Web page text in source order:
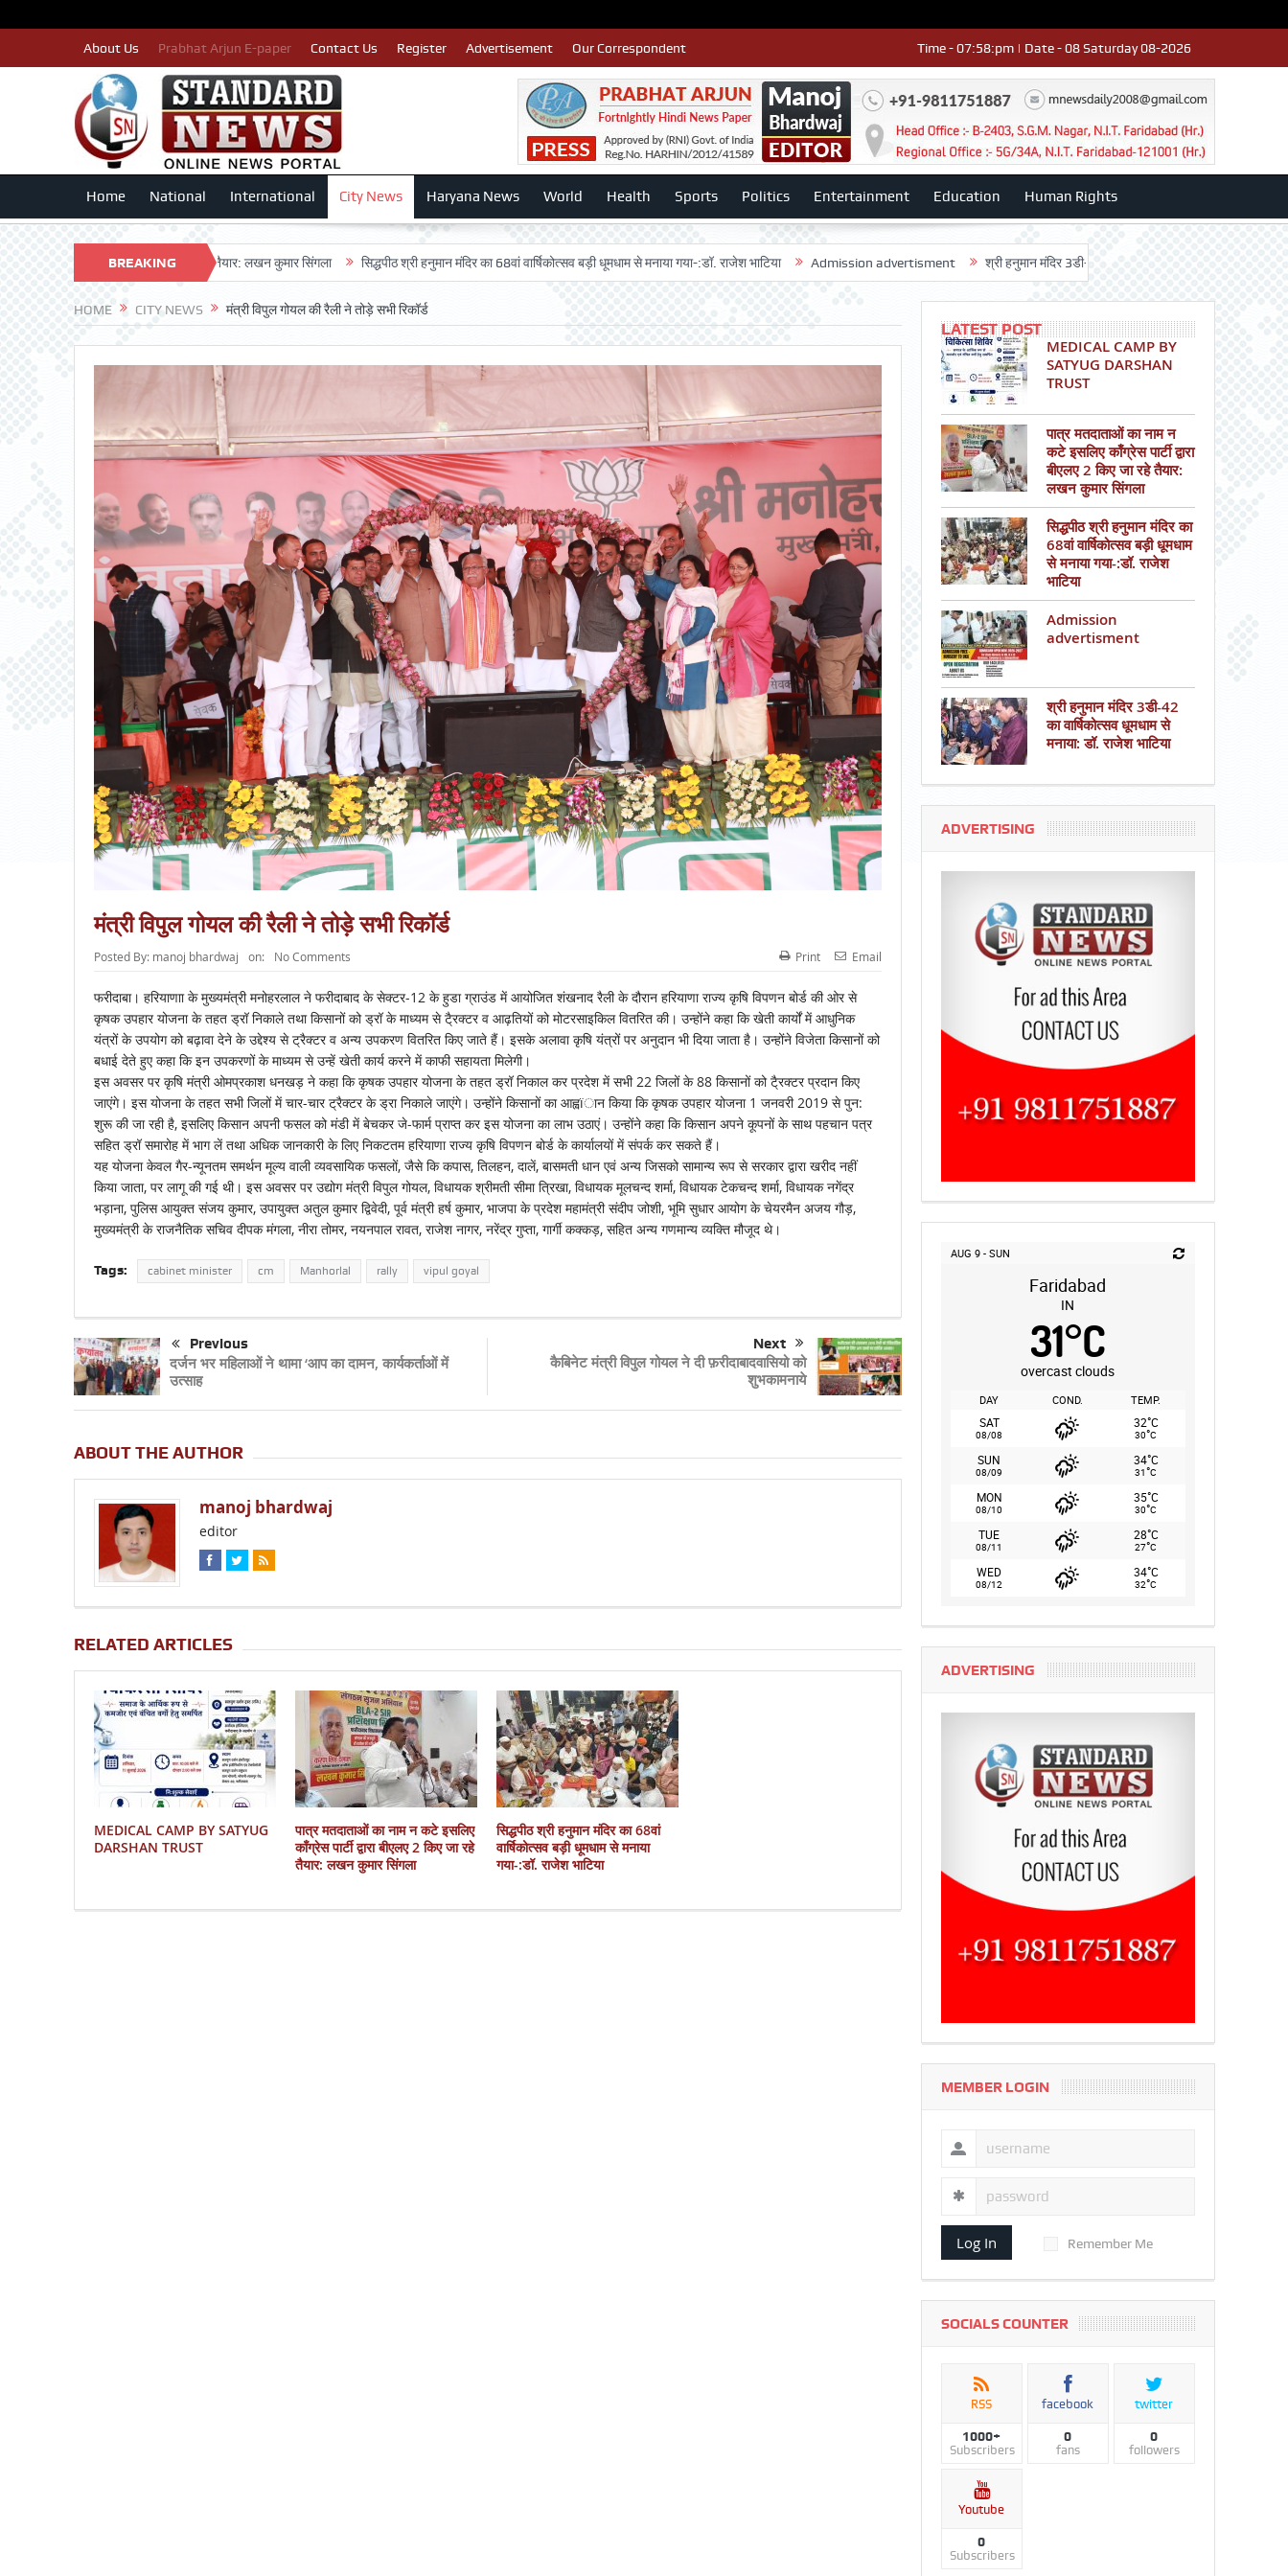
About Us Prabhat Arjun E-paper Contact Us Register Advertisement Our Correspondent Time - 07:58:pm | Date - 08 Saturday 08-2026
Home National International City News Haryana News World Health Sports Politics Entertainment Education Human Rights
BREAKING
NEWS
द्वारा बीएलए 2 किए जा रहे तैयार: लखन कुमार सिंगला सिद्धपीठ श्री हनुमान मंदिर का 68वां वार्षिकोत्सव बड़ी धूमधाम से मनाया गया-:डॉ. राजेश भाटिया Admission advertisment श्री हनुमान मंदिर 3डी-42 का वार्षिकोत्सव धूमधाम से मनाया: डॉ. राजेश भाटिया
HOME CITY NEWS मंत्री विपुल गोयल की रैली ने तोड़े सभी रिकॉर्ड
मंत्री विपुल गोयल की रैली ने तोड़े सभी रिकॉर्ड
Posted By: manoj bhardwaj on: No Comments Print Email
फरीदाबा। हरियाणाा के मुख्यमंत्री मनोहरलाल ने फरीदाबाद के सेक्टर-12 के हुडा ग्राउंड में आयोजित शंखनाद रैली के दौरान हरियाणा राज्य कृषि विपणन बोर्ड की ओर से
कृषक उपहार योजना के तहत ड्रॉ निकाले तथा किसानों को ड्रॉ के माध्यम से टै्रक्टर व आढ़तियों को मोटरसाइकिल वितरित की। उन्होंने कहा कि खेती कार्यों में आधुनिक
यंत्रों के उपयोग को बढ़ावा देने के उद्देश्य से ट्रैक्टर व अन्य उपकरण वितरित किए जाते हैं। इसके अलावा कृषि यंत्रों पर अनुदान भी दिया जाता है। उन्होंने विजेता किसानों को
बधाई देते हुए कहा कि इन उपकरणों के माध्यम से उन्हें खेती कार्य करने में काफी सहायता मिलेगी।
इस अवसर पर कृषि मंत्री ओमप्रकाश धनखड़ ने कहा कि कृषक उपहार योजना के तहत ड्रॉ निकाल कर प्रदेश में सभी 22 जिलों के 88 किसानों को टै्रक्टर प्रदान किए
जाएंगे। इस योजना के तहत सभी जिलों में चार-चार ट्रैक्टर के ड्रा निकाले जाएंगे। उन्होंने किसानों का आह्वïान किया कि कृषक उपहार योजना 1 जनवरी 2019 से पुन:
शुरू की जा रही है, इसलिए किसान अपनी फसल को मंडी में बेचकर जे-फार्म प्राप्त कर इस योजना का लाभ उठाएं। उन्होंने कहा कि किसान अपने कूपनों के साथ पहचान पत्र
सहित ड्रॉ समारोह में भाग लें तथा अधिक जानकारी के लिए निकटतम हरियाणा राज्य कृषि विपणन बोर्ड के कार्यालयों में संपर्क कर सकते हैं।
यह योजना केवल गैर-न्यूनतम समर्थन मूल्य वाली व्यवसायिक फसलों, जैसे कि कपास, तिलहन, दालें, बासमती धान एवं अन्य जिसको सामान्य रूप से सरकार द्वारा खरीद नहीं
किया जाता, पर लागू की गई थी। इस अवसर पर उद्योग मंत्री विपुल गोयल, विधायक श्रीमती सीमा त्रिखा, विधायक मूलचन्द शर्मा, विधायक टेकचन्द शर्मा, विधायक नगेंद्र
भड़ाना, पुलिस आयुक्त संजय कुमार, उपायुक्त अतुल कुमार द्विवेदी, पूर्व मंत्री हर्ष कुमार, भाजपा के प्रदेश महामंत्री संदीप जोशी, भूमि सुधार आयोग के चेयरमैन अजय गौड़,
मुख्यमंत्री के राजनैतिक सचिव दीपक मंगला, नीरा तोमर, नयनपाल रावत, राजेश नागर, नरेंद्र गुप्ता, गार्गी कक्कड़, सहित अन्य गणमान्य व्यक्ति मौजूद थे।
Tags: cabinet minister cm Manhorlal rally vipul goyal
Previous
दर्जन भर महिलाओं ने थामा ‘आप का दामन, कार्यकर्ताओं में
उत्साह
Next
कैबिनेट मंत्री विपुल गोयल ने दी फ़रीदाबादवासियो को
शुभकामनाये
ABOUT THE AUTHOR
manoj bhardwaj
editor
RELATED ARTICLES
MEDICAL CAMP BY SATYUG
DARSHAN TRUST
पात्र मतदाताओं का नाम न कटे इसलिए
काँग्रेस पार्टी द्वारा बीएलए 2 किए जा रहे
तैयार: लखन कुमार सिंगला
सिद्धपीठ श्री हनुमान मंदिर का 68वां
वार्षिकोत्सव बड़ी धूमधाम से मनाया
गया-:डॉ. राजेश भाटिया
LATEST POST
MEDICAL CAMP BY
SATYUG DARSHAN
TRUST
पात्र मतदाताओं का नाम न
कटे इसलिए काँग्रेस पार्टी द्वारा
बीएलए 2 किए जा रहे तैयार:
लखन कुमार सिंगला
सिद्धपीठ श्री हनुमान मंदिर का
68वां वार्षिकोत्सव बड़ी धूमधाम
से मनाया गया-:डॉ. राजेश
भाटिया
Admission
advertisment
श्री हनुमान मंदिर 3डी-42
का वार्षिकोत्सव धूमधाम से
मनाया: डॉ. राजेश भाटिया
ADVERTISING
AUG 9 - SUN
Faridabad
IN
31°C
overcast clouds
DAY COND. TEMP.
SAT
08/08
32°C
30°C
SUN
08/09
34°C
31°C
MON
08/10
35°C
30°C
TUE
08/11
28°C
27°C
WED
08/12
34°C
32°C
ADVERTISING
MEMBER LOGIN
Log In Remember Me
SOCIALS COUNTER
RSS
1000+
Subscribers
facebook
0
fans
twitter
0
followers
Youtube
0
Subscribers